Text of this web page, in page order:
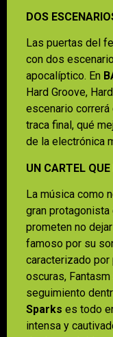
DOS
Las puertas del
con dos
apocalíptico. En
Hard Groove,
escenario correrá
traca final, qué
de la electrónica
UN CARTEL
La música como
gran
prometen no
famoso por su
caracterizado
oscuras,
seguimiento
Sparks es todo
intensa y